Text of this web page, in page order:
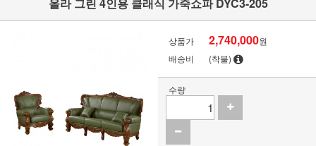
상품가 2,740,000원
배송비
(착불)
수량